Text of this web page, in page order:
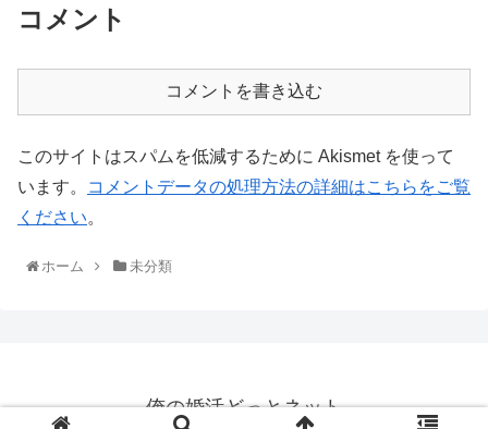
コメント
コメントを書き込む
このサイトはスパムを低減するために Akismet を使って
います。
コメントデータの処理方法の詳細はこちらをご覧
ください。
ホーム 未分類
俺の婚活どっとネット